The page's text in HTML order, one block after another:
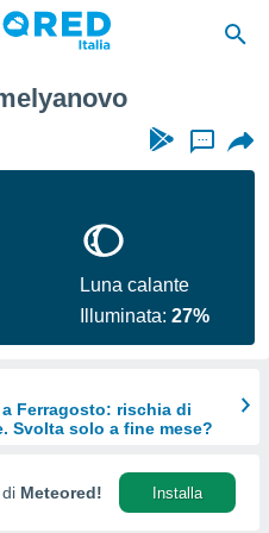
...
Luna calante
Illuminata:27%
Ferragosto: rischia di
Svolta solo a fine mese?
Meteored! Installa